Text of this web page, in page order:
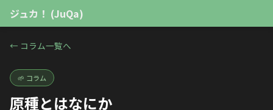
ジュカ！ (JuQa)
← コラム一覧へ
🌱 コラム
原種とはなにか